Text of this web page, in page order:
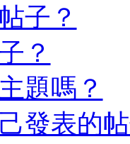
子？
？
題嗎？
發表的